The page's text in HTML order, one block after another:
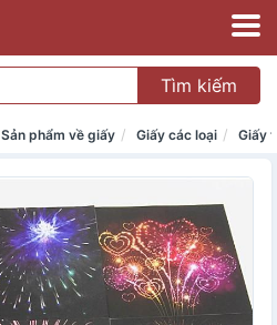
Tìm kiếm
Sản phẩm về giấy Giấy các loại Giấy